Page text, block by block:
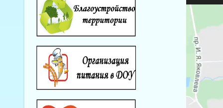
Видеоплеер